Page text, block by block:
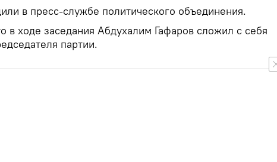
в пресс-службе политического объединения.
в ходе заседания Абдухалим Гафаров сложил с себя
партии.